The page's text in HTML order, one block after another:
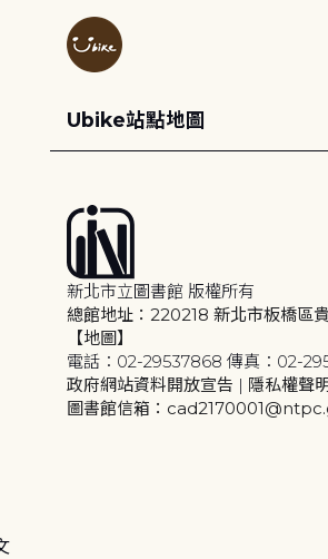
Ubike站點地圖
新北市立圖書館 版權所有
總館地址：220218 新北市板橋區
【地圖】
電話：02-29537868 傳真：02-
政府網站資料開放宣告 | 隱私權聲
圖書館信箱：